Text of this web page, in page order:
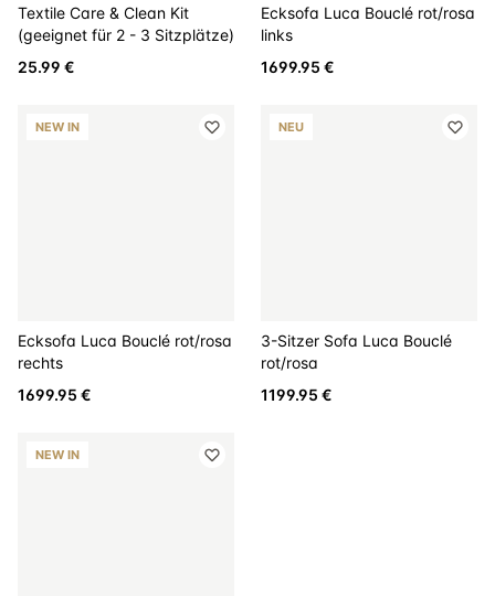
Textile Care & Clean Kit
(geeignet für 2 - 3 Sitzplätze)
25.99 €
Ecksofa Luca Bouclé rot/rosa
links
1699.95 €
NEW IN
Ecksofa Luca Bouclé rot/rosa
rechts
1699.95 €
NEU
3-Sitzer Sofa Luca Bouclé
rot/rosa
1199.95 €
NEW IN